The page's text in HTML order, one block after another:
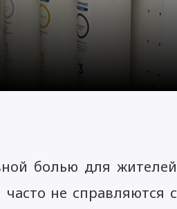
болью для жителей
не справляются с